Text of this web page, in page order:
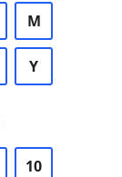
M
Y
10